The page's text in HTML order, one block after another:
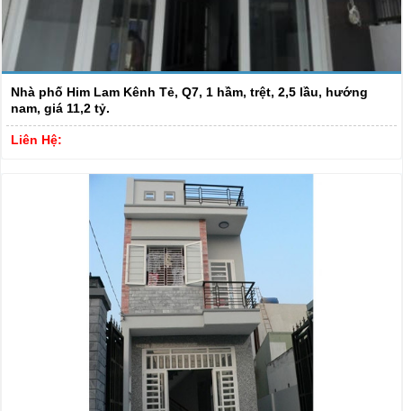
Nhà phố Him Lam Kênh Tẻ, Q7, 1 hầm, trệt, 2,5 lầu, hướng
nam, giá 11,2 tỷ.
Liên Hệ: